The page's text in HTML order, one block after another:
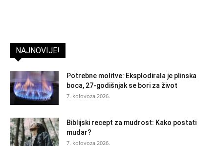
NAJNOVIJE!
Potrebne molitve: Eksplodirala je plinska
boca, 27-godišnjak se bori za život
7. kolovoza 2026.
Biblijski recept za mudrost: Kako postati
mudar?
7. kolovoza 2026.